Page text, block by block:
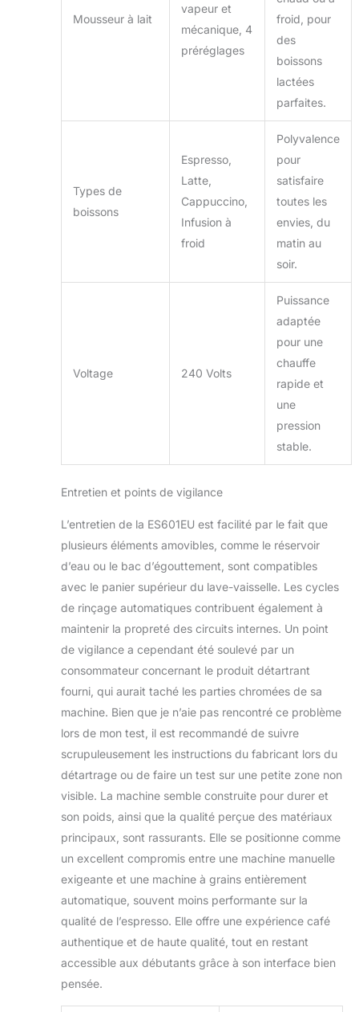
Mousseur à lait
vapeur et
mécanique, 4
préréglages
froid, pour
des
boissons
lactées
parfaites.
Types de
boissons
Espresso,
Latte,
Cappuccino,
Infusion à
froid
Polyvalence
pour
satisfaire
toutes les
envies, du
matin au
soir.
Voltage 240 Volts
Puissance
adaptée
pour une
chauffe
rapide et
une
pression
stable.
Entretien et points de vigilance
L’entretien de la ES601EU est facilité par le fait que
plusieurs éléments amovibles, comme le réservoir
d’eau ou le bac d’égouttement, sont compatibles
avec le panier supérieur du lave-vaisselle. Les cycles
de rinçage automatiques contribuent également à
maintenir la propreté des circuits internes. Un point
de vigilance a cependant été soulevé par un
consommateur concernant le produit détartrant
fourni, qui aurait taché les parties chromées de sa
machine. Bien que je n’aie pas rencontré ce problème
lors de mon test, il est recommandé de suivre
scrupuleusement les instructions du fabricant lors du
détartrage ou de faire un test sur une petite zone non
visible. La machine semble construite pour durer et
son poids, ainsi que la qualité perçue des matériaux
principaux, sont rassurants. Elle se positionne comme
un excellent compromis entre une machine manuelle
exigeante et une machine à grains entièrement
automatique, souvent moins performante sur la
qualité de l’espresso. Elle offre une expérience café
authentique et de haute qualité, tout en restant
accessible aux débutants grâce à son interface bien
pensée.